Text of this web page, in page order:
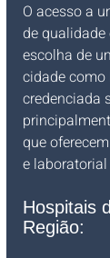
O acesso a
de
escolha de
cidade como
credenciada
que
e
Hospitais
Região: